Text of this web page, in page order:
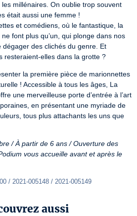
millénaires. On oublie trop souvent
était aussi une femme !
et comédiens, où le fantastique, la
font plus qu’un, qui plonge dans nos
des clichés du genre. Et
resteraient-elles dans la grotte ?
la première pièce de marionnettes
! Accessible à tous les âges, La
une merveilleuse porte d’entrée à l’art
en présentant une myriade de
tous plus attachants les uns que
/ À partir de 6 ans / Ouverture des
vous accueille avant et après le
/ 2021-005148 / 2021-005149
aussi